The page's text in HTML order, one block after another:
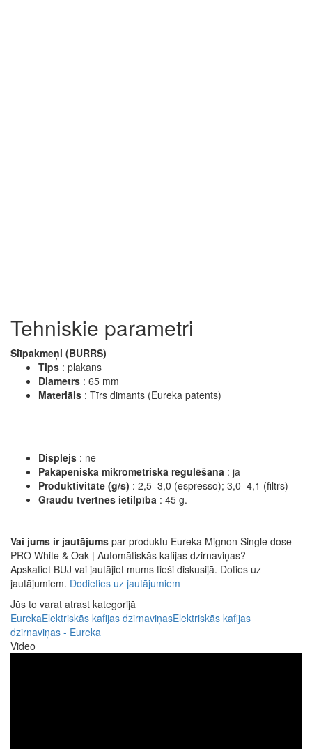
Tehniskie parametri
Slīpakmeņi (BURRS)
Tips : plakans
Diametrs : 65 mm
Materiāls : Tīrs dimants (Eureka patents)
Displejs : nē
Pakāpeniska mikrometriskā regulēšana : jā
Produktivitāte (g/s) : 2,5–3,0 (espresso); 3,0–4,1 (filtrs)
Graudu tvertnes ietilpība : 45 g.
Vai jums ir jautājums par produktu Eureka Mignon Single dose
PRO White & Oak | Automātiskās kafijas dzirnaviņas?
Apskatiet BUJ vai jautājiet mums tieši diskusijā. Doties uz
jautājumiem. Dodieties uz jautājumiem
Jūs to varat atrast kategorijā
EurekaElektriskās kafijas dzirnaviņasElektriskās kafijas
dzirnaviņas - Eureka
Video